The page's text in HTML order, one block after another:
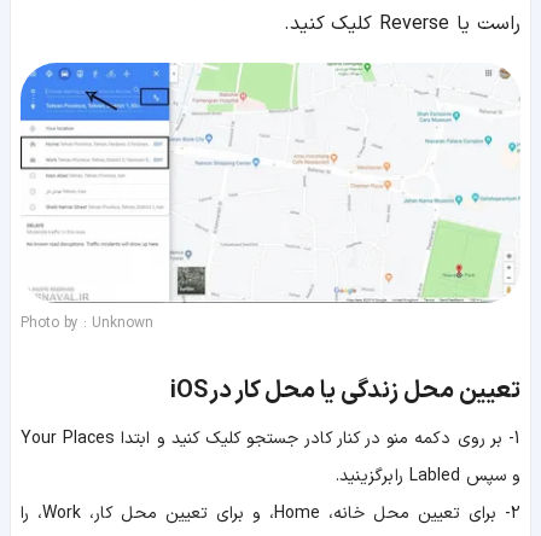
راست یا Reverse کلیک کنید.
Photo by : Unknown
تعیین محل زندگی یا محل کار در iOS
1- بر روی دکمه منو در کنار کادر جستجو کلیک کنید و ابتدا Your Places
و سپس Labled را برگزینید.
2- برای تعیین محل خانه، Home، و برای تعیین محل کار، Work، را